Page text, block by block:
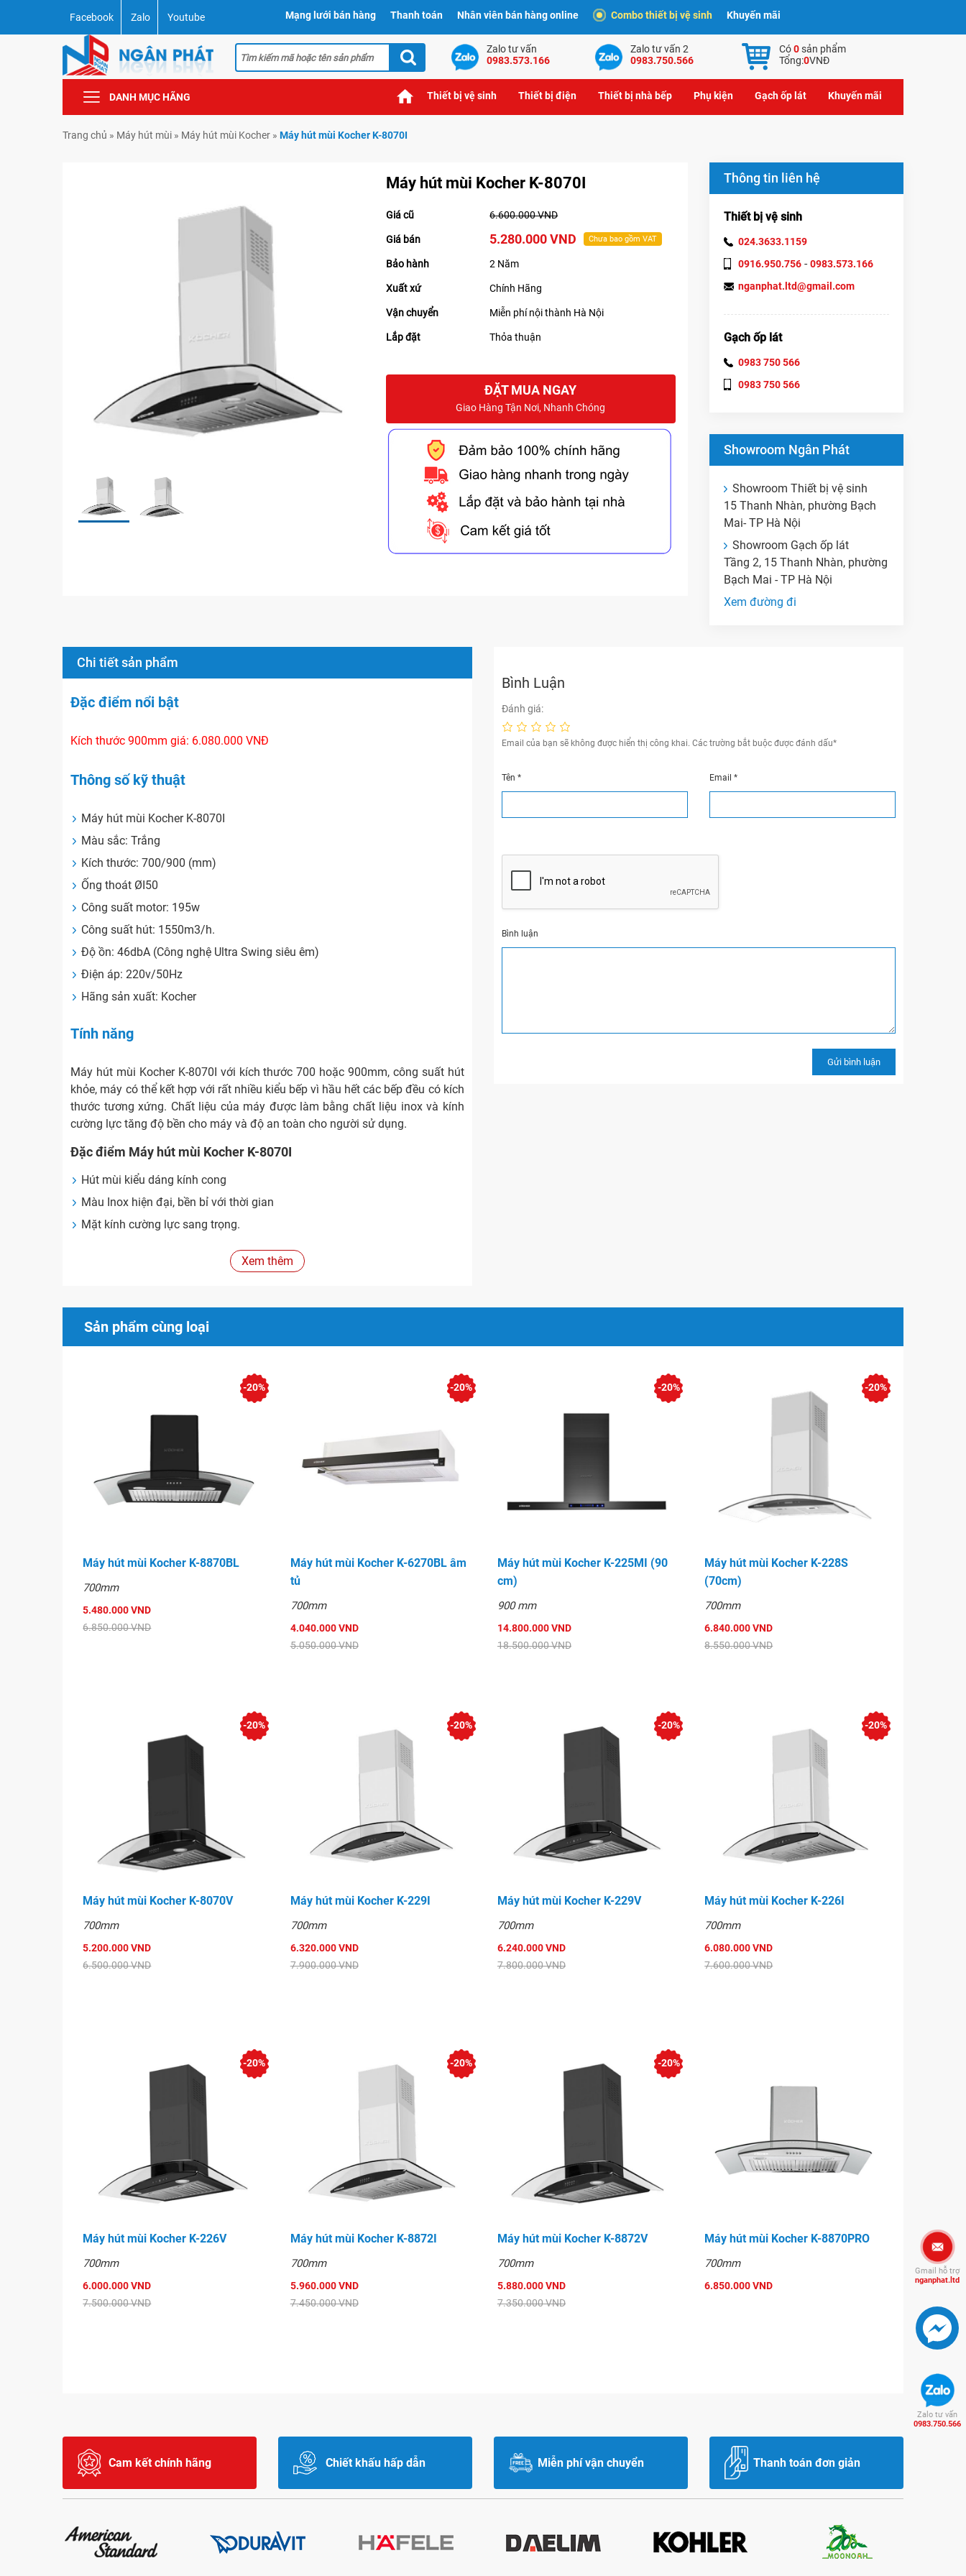
Facebook Zalo Youtube Mạng lưới bán hàng Thanh toán Nhân viên bán hàng online Combo thiết bị vệ sinh Khuyến mãi
Zalo tư vấn
0983.573.166
Zalo tư vấn 2
0983.750.566
Có0sản phẩm
Tổng:0VNĐ
DANH MỤC HÃNG Thiết bị vệ sinh Thiết bị điện Thiết bị nhà bếp Phụ kiện Gạch ốp lát Khuyến mãi
Trang chủ » Máy hút mùi » Máy hút mùi Kocher » Máy hút mùi Kocher K-8070I
Máy hút mùi Kocher K-8070I
Giá cũ 6.600.000 VND
Giá bán 5.280.000 VND Chưa bao gồm VAT
Bảo hành 2 Năm
Xuất xứ Chính Hãng
Vận chuyển Miễn phí nội thành Hà Nội
Lắp đặt Thỏa thuận
ĐẶT MUA NGAY
Giao Hàng Tận Nơi, Nhanh Chóng
Thông tin liên hệ
Thiết bị vệ sinh
024.3633.1159
0916.950.756 - 0983.573.166
nganphat.ltd@gmail.com
Gạch ốp lát
0983 750 566
0983 750 566
Showroom Ngân Phát
Showroom Thiết bị vệ sinh
15 Thanh Nhàn, phường Bạch
Mai- TP Hà Nội
Showroom Gạch ốp lát
Tầng 2, 15 Thanh Nhàn, phường
Bạch Mai - TP Hà Nội
Xem đường đi
Chi tiết sản phẩm
Đặc điểm nổi bật
Kích thước 900mm giá: 6.080.000 VNĐ
Thông số kỹ thuật
Máy hút mùi Kocher K-8070I
Màu sắc: Trắng
Kích thước: 700/900 (mm)
Ống thoát ØI50
Công suất motor: 195w
Công suất hút: 1550m3/h.
Độ ồn: 46dbA (Công nghệ Ultra Swing siêu êm)
Điện áp: 220v/50Hz
Hãng sản xuất: Kocher
Tính năng
Máy hút mùi Kocher K-8070I với kích thước 700 hoặc 900mm, công suất hút
khỏe, máy có thể kết hợp với rất nhiều kiểu bếp vì hầu hết các bếp đều có kích
thước tương xứng. Chất liệu của máy được làm bằng chất liệu inox và kính
cường lực tăng độ bền cho máy và độ an toàn cho người sử dụng.
Đặc điểm Máy hút mùi Kocher K-8070I
Hút mùi kiểu dáng kính cong
Màu Inox hiện đại, bền bỉ với thời gian
Mặt kính cường lực sang trọng.
Lưới lọc cao cấp + than hoạt tính
Motor bền bỉ, vận hành siêu êm ái
Xem thêm
Bình Luận
Đánh giá:
Email của bạn sẽ không được hiển thị công khai. Các trường bắt buộc được đánh dấu*
Tên* Email *
Bình luận
Sản phẩm cùng loại
Máy hút mùi Kocher K-8870BL
700mm
5.480.000 VND
6.850.000 VND
-20%
Máy hút mùi Kocher K-6270BL âm
tủ
700mm
4.040.000 VND
5.050.000 VND
-20%
Máy hút mùi Kocher K-225MI (90
cm)
900 mm
14.800.000 VND
18.500.000 VND
-20%
Máy hút mùi Kocher K-228S
(70cm)
700mm
6.840.000 VND
8.550.000 VND
-20%
Máy hút mùi Kocher K-8070V
700mm
5.200.000 VND
6.500.000 VND
-20%
Máy hút mùi Kocher K-229I
700mm
6.320.000 VND
7.900.000 VND
-20%
Máy hút mùi Kocher K-229V
700mm
6.240.000 VND
7.800.000 VND
-20%
Máy hút mùi Kocher K-226I
700mm
6.080.000 VND
7.600.000 VND
-20%
Máy hút mùi Kocher K-226V
700mm
6.000.000 VND
7.500.000 VND
-20%
Máy hút mùi Kocher K-8872I
700mm
5.960.000 VND
7.450.000 VND
-20%
Máy hút mùi Kocher K-8872V
700mm
5.880.000 VND
7.350.000 VND
-20%
Máy hút mùi Kocher K-8870PRO
700mm
6.850.000 VND
Cam kết chính hãng Chiết khấu hấp dẫn Miễn phí vận chuyển Thanh toán đơn giản
Gmail hỗ trợ
nganphat.ltd
Zalo tư vấn
0983.750.566